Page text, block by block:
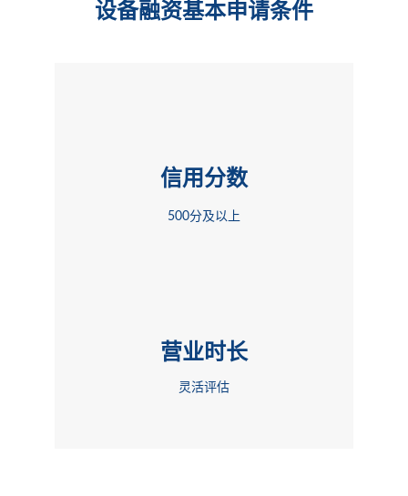
设备融资基本申请条件
信用分数
500分及以上
营业时长
灵活评估